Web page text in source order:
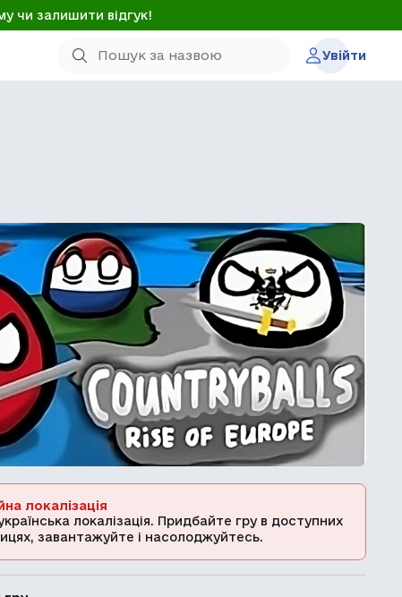
чи залишити відгук!
Увійти
локалізація
локалізація. Придбайте гру в доступних
завантажуйте і насолоджуйтесь.